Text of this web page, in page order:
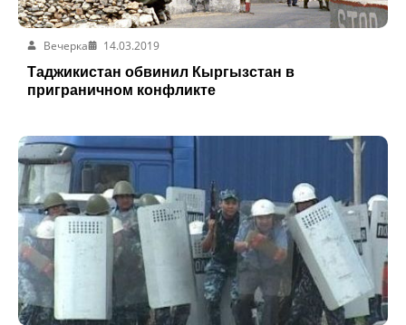
Вечерка
14.03.2019
Таджикистан обвинил Кыргызстан в
приграничном конфликте